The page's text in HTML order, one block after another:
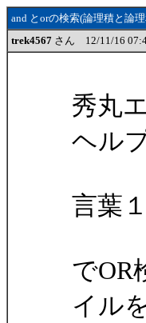
and とorの検索(論理積と論理
trek4567 さん 12/11/16
秀丸
ヘル
言葉
でOR
イル